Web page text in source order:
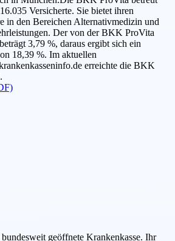
Versicherte. Sie bietet ihren
in den Bereichen Alternativmedizin und
Der von der BKK ProVita
3,79 %, daraus ergibt sich ein
18,39 %. Im aktuellen
erreichte die BKK
geöffnete Krankenkasse. Ihr